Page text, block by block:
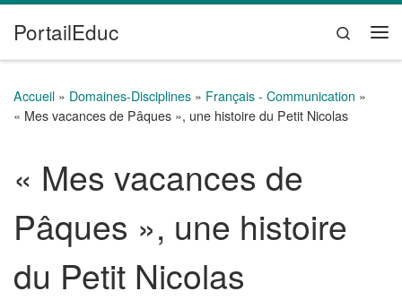
Passer au contenu
PortailEduc
Search
Accueil » Domaines-Disciplines » Français - Communication »
« Mes vacances de Pâques », une histoire du Petit Nicolas
« Mes vacances de
Pâques », une histoire
du Petit Nicolas